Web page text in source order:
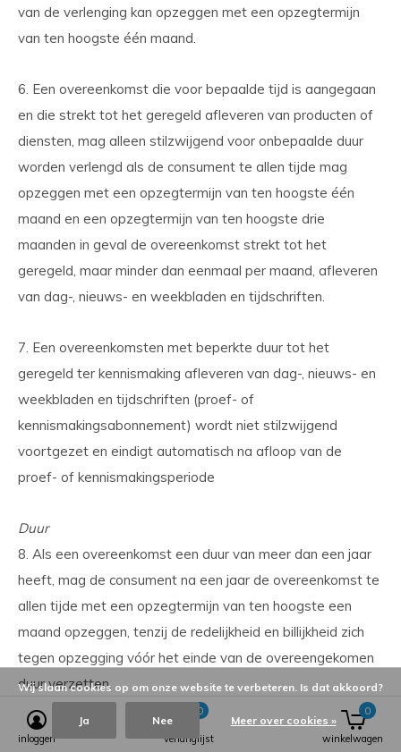
van de verlenging kan opzeggen met een opzegtermijn
van ten hoogste één maand.
6. Een overeenkomst die voor bepaalde tijd is aangegaan
en die strekt tot het geregeld afleveren van producten of
diensten, mag alleen stilzwijgend voor onbepaalde duur
worden verlengd als de consument te allen tijde mag
opzeggen met een opzegtermijn van ten hoogste één
maand en een opzegtermijn van ten hoogste drie
maanden in geval de overeenkomst strekt tot het
geregeld, maar minder dan eenmaal per maand, afleveren
van dag-, nieuws- en weekbladen en tijdschriften.
7. Een overeenkomsten met beperkte duur tot het
geregeld ter kennismaking afleveren van dag-, nieuws- en
weekbladen en tijdschriften (proef- of
kennismakingsabonnement) wordt niet stilzwijgend
voortgezet en eindigt automatisch na afloop van de
proef- of kennismakingsperiode
Duur
8. Als een overeenkomst een duur van meer dan een jaar
heeft, mag de consument na een jaar de overeenkomst te
allen tijde met een opzegtermijn van ten hoogste een
maand opzeggen, tenzij de redelijkheid en billijkheid zich
tegen opzegging vóór het einde van de overeengekomen
duur verzetten.
ARTIKEL 13 - BETALING
inloggen verlanglijst
0
winkelwagen
0
Wij slaan cookies op om onze website te verbeteren. Is dat akkoord?
Ja Nee Meer over cookies »